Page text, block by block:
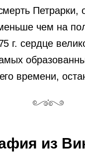
Петрарки,
чем на
г. сердце
времени,
из